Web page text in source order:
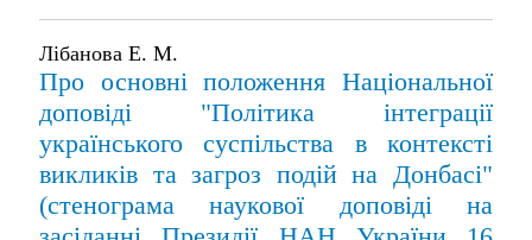
Лібанова Е. М.
Про основні положення Національної
доповіді "Політика інтеграції
українського суспільства в контексті
викликів та загроз подій на Донбасі"
(стенограма наукової доповіді на